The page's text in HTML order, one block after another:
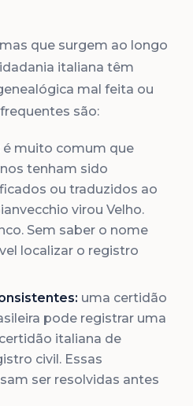
que surgem ao longo
italiana têm
mal feita ou
são:
é muito comum que
tenham sido
ou traduzidos ao
virou Velho.
Sem saber o nome
localizar o registro
uma certidão
pode registrar uma
italiana de
civil. Essas
ser resolvidas antes